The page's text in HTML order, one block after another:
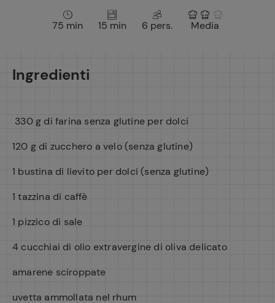
75 min 15 min 6 pers. Media
Ingredienti
330 g di farina senza glutine per dolci
120 g di zucchero a velo (senza glutine)
1 bustina di lievito per dolci (senza glutine)
1 tazzina di caffè
1 pizzico di sale
4 cucchiai di olio extravergine di oliva delicato
amarene sciroppate
uvetta ammollata nel rhum